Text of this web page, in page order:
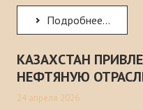
Подробнее...
КАЗАХСТАН
НЕФТЯНУЮ
24 апреля 2026